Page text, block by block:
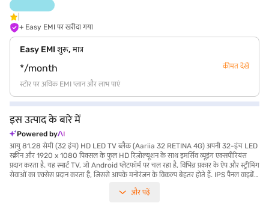
+ Easy EMI पर खरीदा गया
Easy EMI शुरू, मात्र
*/month कीमत देखें
स्टोर पर अधिक EMI प्लान और लाभ पाएं
इस उत्पाद के बारे में
Powered by
आयु 81.28 सेमी (32 इंच) HD LED TV ब्लैक (Aariia 32 RETINA 4G) अपनी 32-इंच LED
स्क्रीन और 1920 x 1080 पिक्सल के फुल HD रिज़ोल्यूशन के साथ इमर्सिव व्यूइंग एक्सपीरियंस
प्रदान करता है. यह स्मार्ट TV, जो Android प्लेटफॉर्म पर चल रहा है, विभिन्न प्रकार के ऐप और स्ट्रीमिंग
सेवाओं का एक्सेस प्रदान करता है, जिससे आपके मनोरंजन के विकल्प बेहतर होते हैं. IPS पैनल वाइब्रेंट
आनंद लेने के लिए आदर्श बन जाता है. Dolby Atmos स्पीकर के साथ, यह TV रिच, इमर्सिव साउंड
और पढ़ें